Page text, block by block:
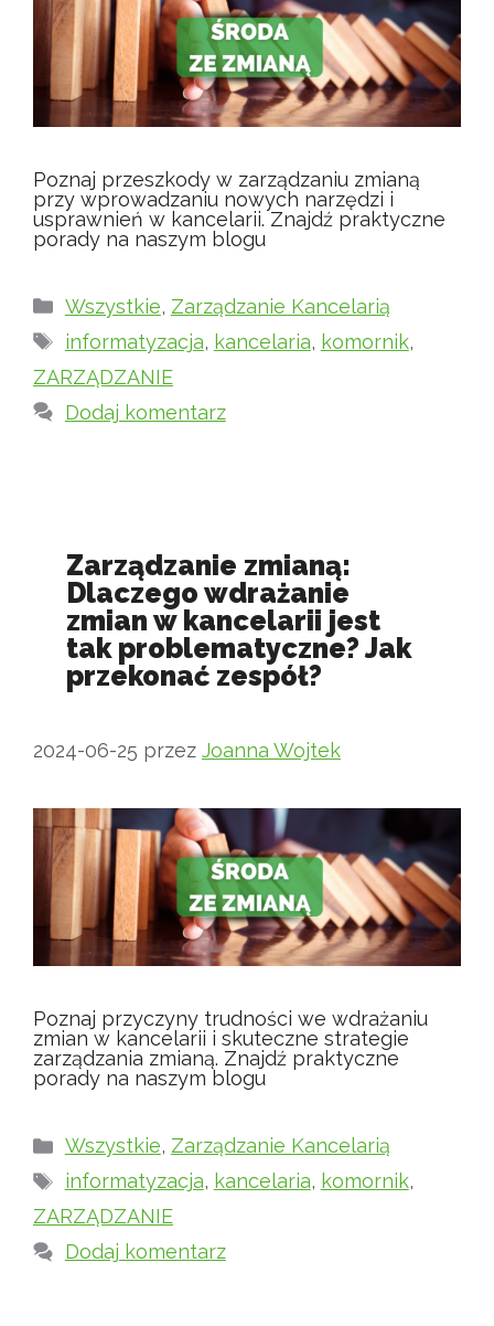
Poznaj przeszkody w zarządzaniu zmianą
przy wprowadzaniu nowych narzędzi i
usprawnień w kancelarii. Znajdź praktyczne
porady na naszym blogu
Kategorie
Wszystkie, Zarządzanie Kancelarią
Tagi
informatyzacja, kancelaria, komornik,
ZARZĄDZANIE
Dodaj komentarz
Zarządzanie zmianą:
Dlaczego wdrażanie
zmian w kancelarii jest
tak problematyczne? Jak
przekonać zespół?
2024-06-25 przez Joanna Wojtek
Poznaj przyczyny trudności we wdrażaniu
zmian w kancelarii i skuteczne strategie
zarządzania zmianą. Znajdź praktyczne
porady na naszym blogu
Kategorie
Wszystkie, Zarządzanie Kancelarią
Tagi
informatyzacja, kancelaria, komornik,
ZARZĄDZANIE
Dodaj komentarz